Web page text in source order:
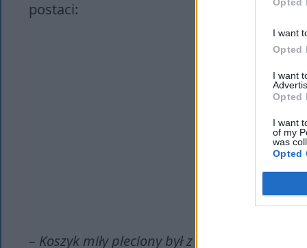
I want
Opted
I want
Opted
I want
of my
was
Opted
postaci:
– Koszyk miły pleciony był z cienkiej wikliny,